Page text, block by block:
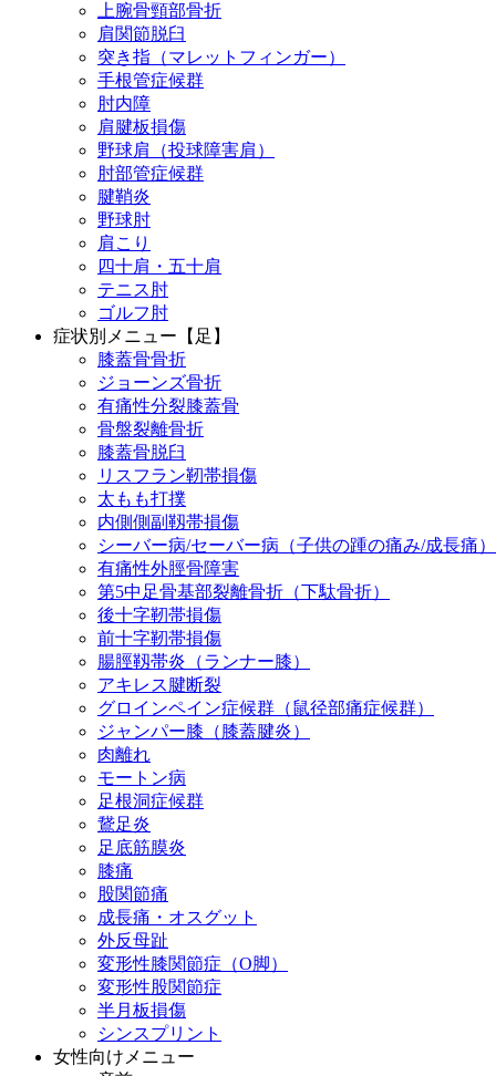
上腕骨頸部骨折
肩関節脱臼
突き指（マレットフィンガー）
手根管症候群
肘内障
肩腱板損傷
野球肩（投球障害肩）
肘部管症候群
腱鞘炎
野球肘
肩こり
四十肩・五十肩
テニス肘
ゴルフ肘
症状別メニュー【足】
膝蓋骨骨折
ジョーンズ骨折
有痛性分裂膝蓋骨
骨盤裂離骨折
膝蓋骨脱臼
リスフラン靭帯損傷
太もも打撲
内側側副靱帯損傷
シーバー病/セーバー病（子供の踵の痛み/成長痛）
有痛性外脛骨障害
第5中足骨基部裂離骨折（下駄骨折）
後十字靭帯損傷
前十字靭帯損傷
腸脛靱帯炎（ランナー膝）
アキレス腱断裂
グロインペイン症候群（鼠径部痛症候群）
ジャンパー膝（膝蓋腱炎）
肉離れ
モートン病
足根洞症候群
鵞足炎
足底筋膜炎
膝痛
股関節痛
成長痛・オスグット
外反母趾
変形性膝関節症（O脚）
変形性股関節症
半月板損傷
シンスプリント
女性向けメニュー